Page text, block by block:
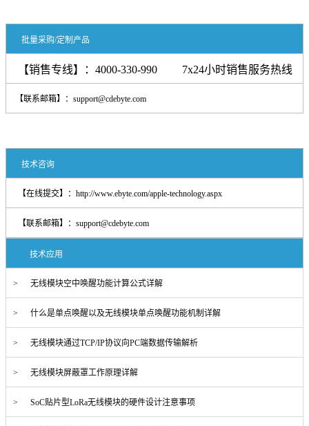
批量采购/定制产品
【销售专线】：4000-330-990 7x24小时销售服务热线
【联系邮箱】：support@cdebyte.com
技术咨询
【在线提交】： http://www.ebyte.com/apple-technology.aspx
【联系邮箱】： support@cdebyte.com
技术应用
> 无线模块空中唤醒功能计算公式详解
> 什么是单点唤醒以及无线模块单点唤醒功能机制详解
> 无线模块通过TCP/IP协议向PC端数据传输解析
> 无线模块屏蔽罩工作原理详解
> SoC贴片型LoRa无线模块的硬件设计注意事项